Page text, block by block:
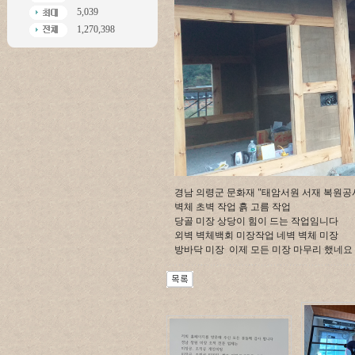
5,039
1,270,398
경남 의령군 문화재 "태암서원 서재 복원공
벽체 초벽 작업 흙 고름 작업
당골 미장 상당이 힘이 드는 작업임니다
외벽 벽체백회 미장작업 네벽 벽체 미장
방바닥 미장 이제 모든 미장 마무리 했네요